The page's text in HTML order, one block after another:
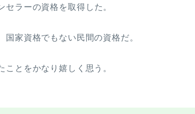
セラーの資格 を取得した。
国家資格でもない民間の資格だ。
とをかなり嬉しく思う。